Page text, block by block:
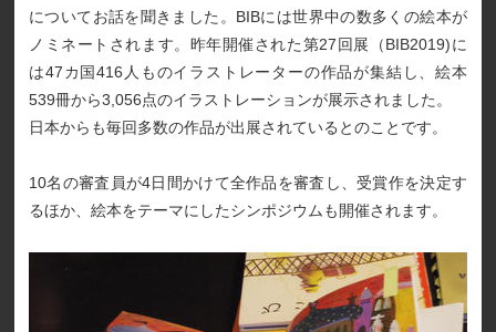
についてお話を聞きました。BIBには世界中の数多くの絵本が
ノミネートされます。昨年開催された第27回展（BIB2019)に
は47カ国416人ものイラストレーターの作品が集結し、絵本
539冊から3,056点のイラストレーションが展示されました。
日本からも毎回多数の作品が出展されているとのことです。
10名の審査員が4日間かけて全作品を審査し、受賞作を決定す
るほか、絵本をテーマにしたシンポジウムも開催されます。